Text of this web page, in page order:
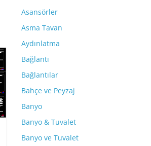
Asansörler
Asma Tavan
Aydınlatma
Bağlantı
Bağlantılar
Bahçe ve Peyzaj
Banyo
Banyo & Tuvalet
Banyo ve Tuvalet